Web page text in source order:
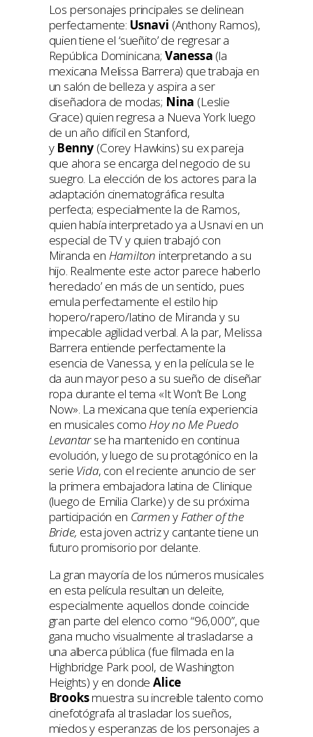
Los personajes principales se delinean
perfectamente: Usnavi (Anthony Ramos),
quien tiene el ‘sueñito’ de regresar a
República Dominicana; Vanessa (la
mexicana Melissa Barrera) que trabaja en
un salón de belleza y aspira a ser
diseñadora de modas; Nina (Leslie
Grace) quien regresa a Nueva York luego
de un año difícil en Stanford,
y Benny (Corey Hawkins) su ex pareja
que ahora se encarga del negocio de su
suegro. La elección de los actores para la
adaptación cinematográfica resulta
perfecta; especialmente la de Ramos,
quien había interpretado ya a Usnavi en un
especial de TV y quien trabajó con
Miranda en Hamilton interpretando a su
hijo. Realmente este actor parece haberlo
‘heredado’ en más de un sentido, pues
emula perfectamente el estilo hip
hopero/rapero/latino de Miranda y su
impecable agilidad verbal. A la par, Melissa
Barrera entiende perfectamente la
esencia de Vanessa, y en la película se le
da aun mayor peso a su sueño de diseñar
ropa durante el tema «It Won’t Be Long
Now». La mexicana que tenía experiencia
en musicales comoHoy no Me Puedo
Levantarse ha mantenido en continua
evolución, y luego de su protagónico en la
serie Vida, con el reciente anuncio de ser
la primera embajadora latina de Clinique
(luego de Emilia Clarke) y de su próxima
participación en CarmenyFather of the
Bride, esta joven actriz y cantante tiene un
futuro promisorio por delante.
La gran mayoría de los números musicales
en esta película resultan un deleite,
especialmente aquellos donde coincide
gran parte del elenco como “96,000”, que
gana mucho visualmente al trasladarse a
una alberca pública (fue filmada en la
Highbridge Park pool, de Washington
Heights) y en dondeAlice
Brooksmuestra su increíble talento como
cinefotógrafa al trasladar los sueños,
miedos y esperanzas de los personajes a